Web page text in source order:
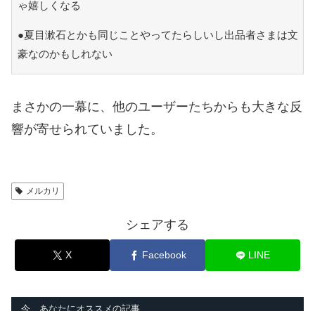
ゃ嬉しくなる
●夏目漱石とかも同じことやってたらしいし出品者さまは文
豪なのかもしれない
まさかの一幕に、他のユーザーたちからも大きな反
響が寄せられていました。
メルカリ
シェアする
X Facebook LINE
今、あなたにオススメの記事